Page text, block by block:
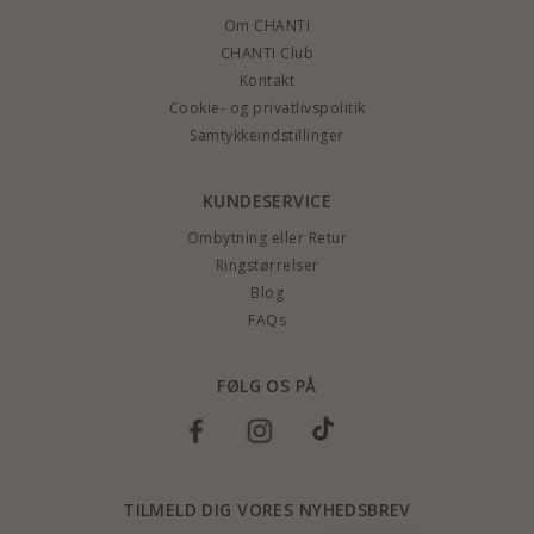
Om CHANTI
CHANTI Club
Kontakt
Cookie- og privatlivspolitik
Samtykkeindstillinger
KUNDESERVICE
Ombytning eller Retur
Ringstørrelser
Blog
FAQs
FØLG OS PÅ
TILMELD DIG VORES NYHEDSBREV